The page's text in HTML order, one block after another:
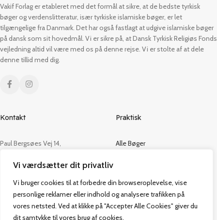
Vi værdsætter dit privatliv
Vi bruger cookies til at forbedre din browseroplevelse, vise
personlige reklamer eller indhold og analysere trafikken på
vores netsted. Ved at klikke på "Accepter Alle Cookies" giver du
dit samtykke til vores brug af cookies.
Vakif Forlag er etableret med det formål at sikre, at de bedste tyrkisk
bøger og verdenslitteratur, især tyrkiske islamiske bøger, er let
tilgængelige fra Danmark. Det har også fastlagt at udgive islamiske bøger
på dansk som sit hovedmål. Vi er sikre på, at Dansk Tyrkisk Religiøs Fonds
vejledning altid vil være med os på denne rejse. Vi er stolte af at dele
denne tillid med dig.
Kontakt
Paul Bergsøes Vej 14,
CVR: 42813915
admin@vakifforlag.dk
+45 26 24 2354
Praktisk
Alle Bøger
Kontakt